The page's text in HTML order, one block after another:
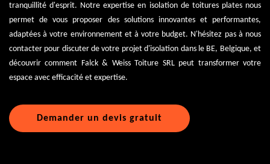
tranquillité d'esprit. Notre expertise en isolation de toitures plates nous
permet de vous proposer des solutions innovantes et performantes,
adaptées à votre environnement et à votre budget. N'hésitez pas à nous
contacter pour discuter de votre projet d'isolation dans le BE, Belgique, et
découvrir comment Falck & Weiss Toiture SRL peut transformer votre
espace avec efficacité et expertise.
Demander un devis gratuit